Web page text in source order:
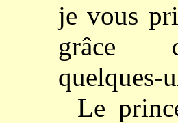
je vous
grâce
quelques-
Le